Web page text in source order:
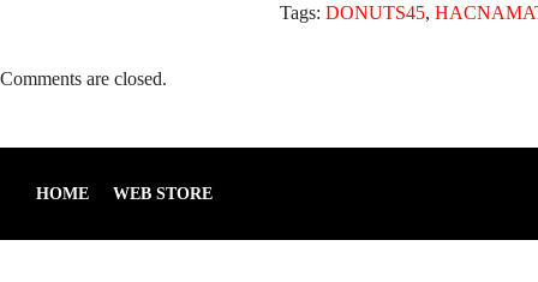
Tags: DONUTS45,
Comments are closed.
HOME WEB STORE